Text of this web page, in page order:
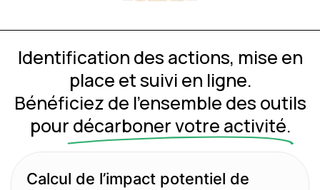
Identification des actions, mise en
place et suivi en ligne.
Bénéficiez de l’ensemble des outils
pour décarboner votre activité.
Calcul de l’impact potentiel de